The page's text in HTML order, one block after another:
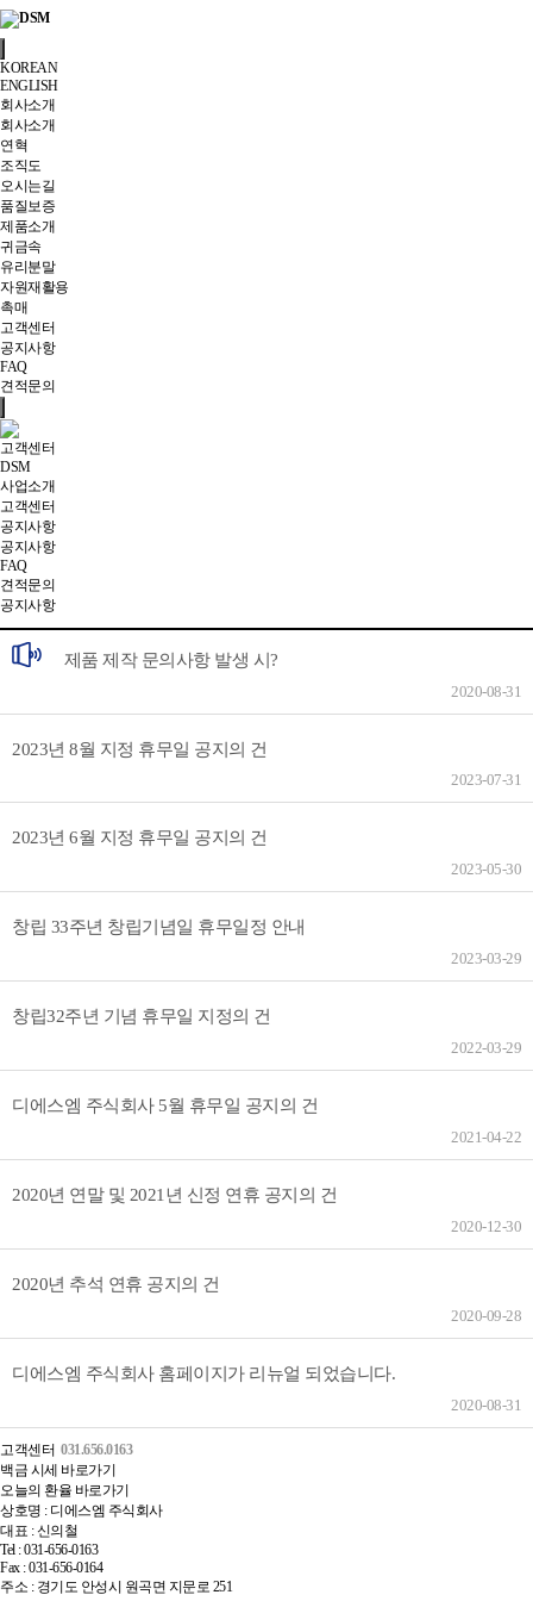
KOREAN
ENGLISH
회사소개
회사소개
연혁
조직도
오시는길
품질보증
제품소개
귀금속
유리분말
자원재활용
촉매
고객센터
공지사항
FAQ
견적문의
고객센터
DSM
사업소개
고객센터
공지사항
공지사항
FAQ
견적문의
공지사항
제품 제작 문의사항 발생 시?
2020-08-31
2023년 8월 지정 휴무일 공지의 건
2023-07-31
2023년 6월 지정 휴무일 공지의 건
2023-05-30
창립 33주년 창립기념일 휴무일정 안내
2023-03-29
창립32주년 기념 휴무일 지정의 건
2022-03-29
디에스엠 주식회사 5월 휴무일 공지의 건
2021-04-22
2020년 연말 및 2021년 신정 연휴 공지의 건
2020-12-30
2020년 추석 연휴 공지의 건
2020-09-28
디에스엠 주식회사 홈페이지가 리뉴얼 되었습니다.
2020-08-31
고객센터 031.656.0163
백금 시세 바로가기
오늘의 환율 바로가기
상호명 : 디에스엠 주식회사
대표 : 신의철
Tel : 031-656-0163
Fax : 031-656-0164
주소 : 경기도 안성시 원곡면 지문로 251